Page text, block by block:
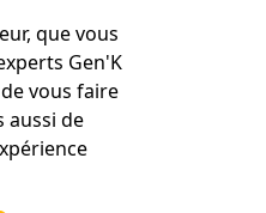
que vous
Gen'K
vous faire
aussi de